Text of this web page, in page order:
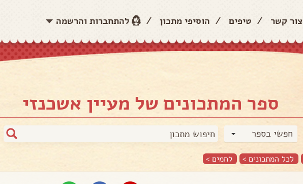
צור קשר / טיפים / הוסיפי מתכון / להתחברות והרשמה
ספר המתכונים של מעיין אשכנזי
חפשי בספר
לכל המתכונים > לחמים >